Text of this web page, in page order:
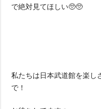
で絶対見てほしい🥺🥺
私たちは日本武道館を楽し
で！